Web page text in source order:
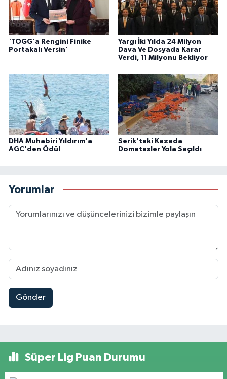
'TOGG'a Rengini Finike
Portakalı Versin'
Yargı İki Yılda 24 Milyon
Dava Ve Dosyada Karar
Verdi, 11 Milyonu Bekliyor
DHA Muhabiri Yıldırım'a
AGC'den Ödül
Serik'teki Kazada
Domatesler Yola Saçıldı
Yorumlar
Gönder
Süper Lig Puan Durumu